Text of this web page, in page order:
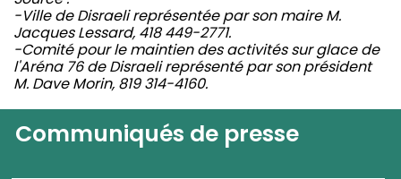
-Ville de Disraeli représentée par son maire M.
Jacques Lessard, 418 449-2771.
-Comité pour le maintien des activités sur glace de
l'Aréna 76 de Disraeli représenté par son président
M. Dave Morin, 819 314-4160.
Communiqués de presse